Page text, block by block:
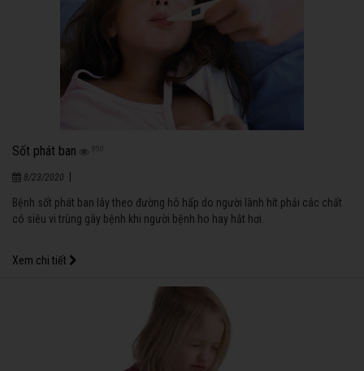
Sốt phát ban 850
8/23/2020
Bệnh sốt phát ban lây theo đường hô hấp do người lành hít phải các chất
có siêu vi trùng gây bệnh khi người bệnh ho hay hắt hơi.
Xem chi tiết